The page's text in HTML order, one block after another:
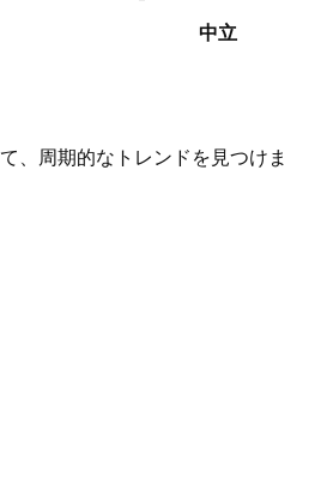
中立
、周期的なトレンドを見つけま